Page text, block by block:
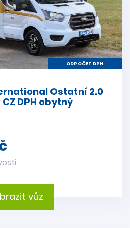
ODPOČET DPH
Ostatní 2.0
DPH obytný
vůz